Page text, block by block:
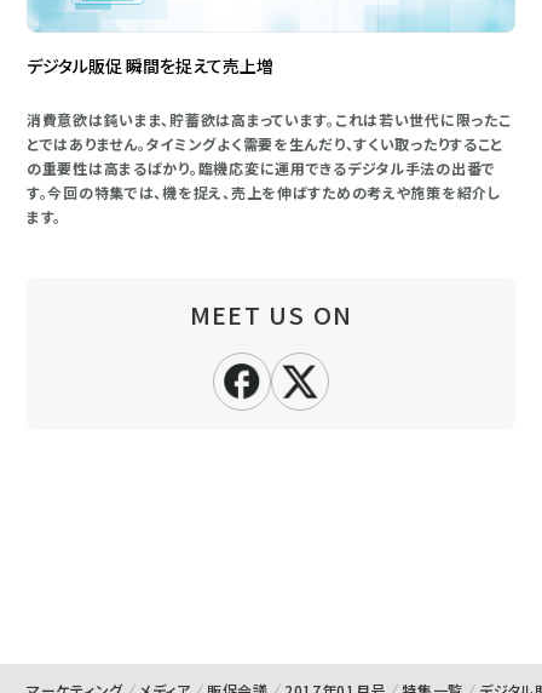
デジタル販促 瞬間を捉えて売上増
消費意欲は鈍いまま、貯蓄欲は高まっています。これは若い世代に限ったこ
とではありません。タイミングよく需要を生んだり、すくい取ったりすること
の重要性は高まるばかり。臨機応変に運用できるデジタル手法の出番で
す。今回の特集では、機を捉え、売上を伸ばすための考えや施策を紹介し
ます。
MEET US ON